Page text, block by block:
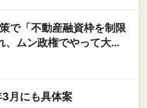
で「不動産融資枠を制限
ムン政権でやって大失
月にも具体案